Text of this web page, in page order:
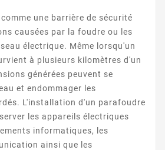
une barrière de sécurité
causées par la foudre ou les
électrique. Même lorsqu'un
à plusieurs kilomètres d'un
générées peuvent se
et endommager les
L'installation d'un parafoudre
les appareils électriques
informatiques, les
ainsi que les